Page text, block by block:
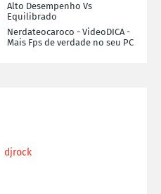
Alto Desempenho Vs
Equilibrado
Nerdateocaroco - VideoDICA -
Mais Fps de verdade no seu PC
djrock